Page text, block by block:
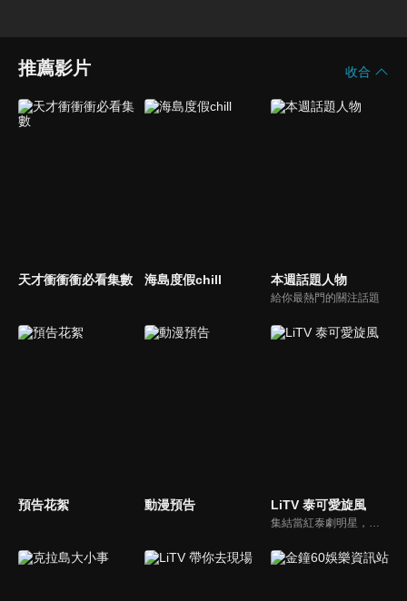
推薦影片 收合
天才衝衝衝必看集數 海島度假chill 本週話題人物
給你最熱門的關注話題
預告花絮 動漫預告 LiTV 泰可愛旋風
集結當紅泰劇明星，獨家揭露他們的幕後小秘密